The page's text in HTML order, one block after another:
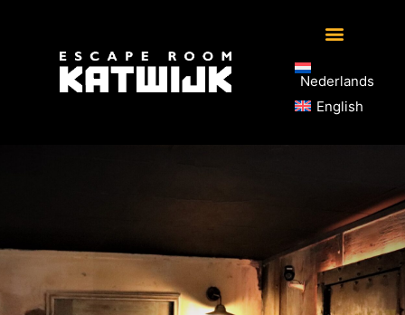
Nederlands
English